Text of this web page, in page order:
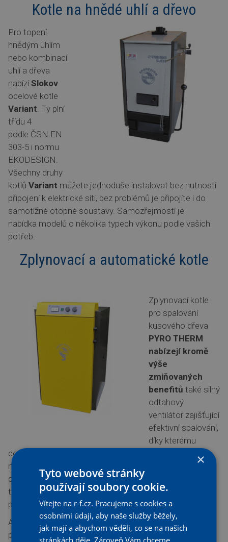
Kotle na hnědé uhlí a dřevo
Pro topení
hnědým uhlím
nebo kombinací
uhlí a dřeva
nabízíSlokov
ocelové kotle
Variant. Ty plní
třídu 4
podle ČSN EN
303-5 i normu
EKODESIGN.
Všechny druhy
kotlů Variant můžete jednoduše instalovat bez nutnosti
připojení k elektrické síti, bez problémů je připojíte i do
samotížné otopné soustavy. Samozřejmostí je
nabídka modelů o několika typech výkonu podle vašich
potřeb.
Zplynovací a automatické kotle
Zplynovací kotle
pro spalování
kusového dřeva
PYRO THERM
nabízejí kromě
výše
zmiňovaných
benefitů také silný
odtahový
ventilátor zajišťující
efektivní spalování,
díky kterému
dosáhnete bezprašného provozu a kotelny bez
nepříjemného kouře. Ocelové kotle jsou vybaveny i
chladicí smyčkou proti přetopení a spalinovým
termostatem pro automatické vypnutí kotle po vyhoření
paliva.
Automatické kotle SLOKOV SL-A
přinášejí maximální
pohodlí – péče o topení vám zabere asi 10 minut denně,
×
Tyto webové stránky
používají soubory cookie.
Vítejte na r-f.cz. Pracujeme s cookies a
osobními údaji, aby naše služby běžely,
jak mají a abychom věděli, co se na našich
stránkách děje. Zároveň Vám chceme